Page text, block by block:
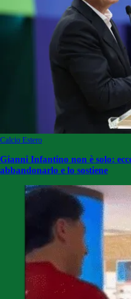
Calcio Estero
Gianni Infantino non è solo:
abbandonarlo e lo sostiene